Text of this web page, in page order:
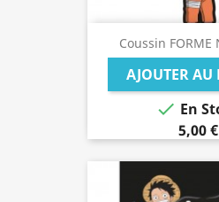
Coussin FORME
AJOUTER AU
 En
5,00 €